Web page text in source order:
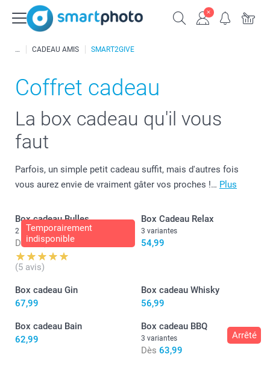
CADEAU AMIS SMART2GIVE
Coffret cadeau
La box cadeau qu'il vous
faut
Parfois, un simple petit cadeau suffit, mais d'autres fois
vous aurez envie de vraiment gâter vos proches !… Plus
Temporairement
indisponible
Box cadeau Bulles
2 variantes
Dès 52,99
(5 avis)
Box Cadeau Relax
3 variantes
54,99
Box cadeau Gin
67,99
Box cadeau Whisky
56,99
Box cadeau Bain
62,99
Arrêté
Box cadeau BBQ
3 variantes
Dès 63,99